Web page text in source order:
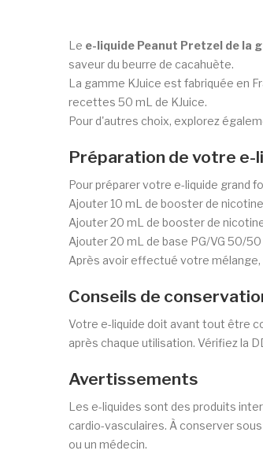
Le e-liquide Peanut Pretzel de la
saveur du beurre de cacahuète.
La gamme KJuice est fabriquée en
recettes 50 mL de KJuice.
Pour d'autres choix, explorez
Préparation de votre e-
Pour préparer votre e-liquide grand
Ajouter 10 mL de booster de
Ajouter 20 mL de booster de
Ajouter 20 mL de base PG/VG 50/
Après avoir effectué votre mélange,
Conseils de
Votre e-liquide doit avant tout être
après chaque utilisation. Vérifiez la
Avertissements
Les e-liquides sont des produits
cardio-vasculaires. À conserver
ou un médecin.